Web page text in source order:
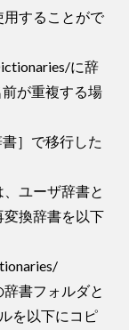
することがで
に辞
が重複する場
］で移行した
ユーザ辞書と
換辞書を以下
書フォルダと
を以下にコピ